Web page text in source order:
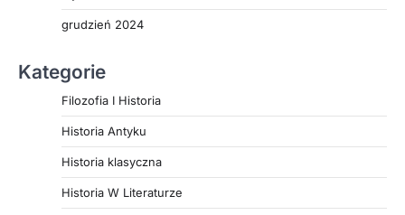
grudzień 2024
Kategorie
Filozofia I Historia
Historia Antyku
Historia klasyczna
Historia W Literaturze